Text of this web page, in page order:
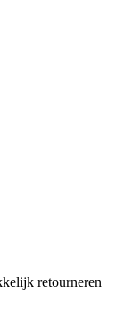
retourneren